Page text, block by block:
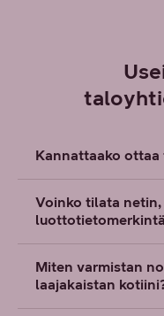
Kannattaako
Voinko tilata
Miten varmistan
laajakaistan